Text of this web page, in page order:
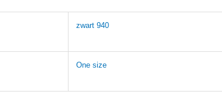
zwart 940
One size